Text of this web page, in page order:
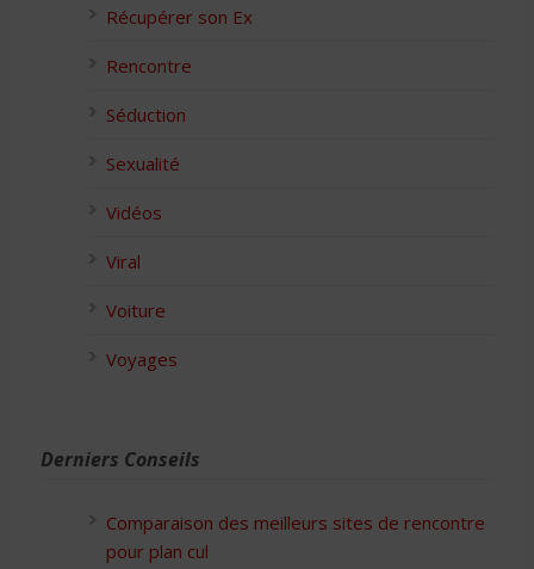
Récupérer son Ex
Rencontre
Séduction
Sexualité
Vidéos
Viral
Voiture
Voyages
Derniers Conseils
Comparaison des meilleurs sites de rencontre
pour plan cul